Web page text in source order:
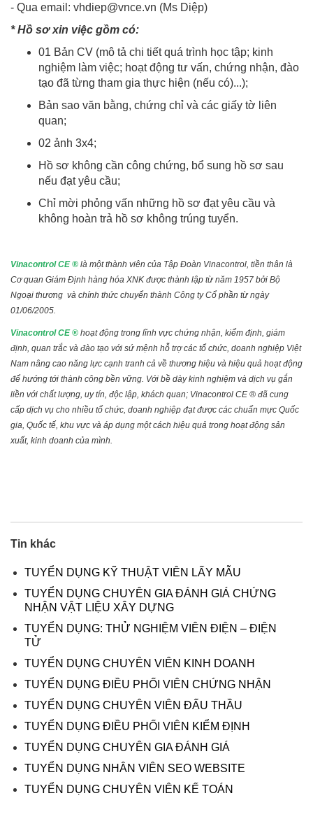
- Qua email: vhdiep@vnce.vn (Ms Diệp)
* Hồ sơ xin việc gồm có:
01 Bản CV (mô tả chi tiết quá trình học tập; kinh
nghiệm làm việc; hoạt động tư vấn, chứng nhận, đào
tạo đã từng tham gia thực hiện (nếu có)...);
Bản sao văn bằng, chứng chỉ và các giấy tờ liên
quan;
02 ảnh 3x4;
Hồ sơ không cần công chứng, bổ sung hồ sơ sau
nếu đạt yêu cầu;
Chỉ mời phỏng vấn những hồ sơ đạt yêu cầu và
không hoàn trả hồ sơ không trúng tuyển.
Vinacontrol CE® là một thành viên của Tập Đoàn Vinacontrol, tiền thân là
Cơ quan Giám Định hàng hóa XNK được thành lập từ năm 1957 bởi Bộ
Ngoại thương và chính thức chuyển thành Công ty Cổ phần từ ngày
01/06/2005.
Vinacontrol CE® hoạt động trong lĩnh vực chứng nhận, kiểm định, giám
định, quan trắc và đào tạo với sứ mệnh hỗ trợ các tổ chức, doanh nghiệp Việt
Nam nâng cao năng lực cạnh tranh cả về thương hiệu và hiệu quả hoạt động
để hướng tới thành công bền vững. Với bề dày kinh nghiệm và dịch vụ gắn
liền với chất lượng, uy tín, độc lập, khách quan; Vinacontrol CE ® đã cung
cấp dịch vụ cho nhiều tổ chức, doanh nghiệp đạt được các chuẩn mực Quốc
gia, Quốc tế, khu vực và áp dụng một cách hiệu quả trong hoạt động sản
xuất, kinh doanh của mình.
Tin khác
TUYỂN DỤNG KỸ THUẬT VIÊN LẤY MẪU
TUYỂN DỤNG CHUYÊN GIA ĐÁNH GIÁ CHỨNG
NHẬN VẬT LIỆU XÂY DỰNG
TUYỂN DỤNG: THỬ NGHIỆM VIÊN ĐIỆN – ĐIỆN
TỬ
TUYỂN DỤNG CHUYÊN VIÊN KINH DOANH
TUYỂN DỤNG ĐIỀU PHỐI VIÊN CHỨNG NHẬN
TUYỂN DỤNG CHUYÊN VIÊN ĐẤU THẦU
TUYỂN DỤNG ĐIỀU PHỐI VIÊN KIỂM ĐỊNH
TUYỂN DỤNG CHUYÊN GIA ĐÁNH GIÁ
TUYỂN DỤNG NHÂN VIÊN SEO WEBSITE
TUYỂN DỤNG CHUYÊN VIÊN KẾ TOÁN